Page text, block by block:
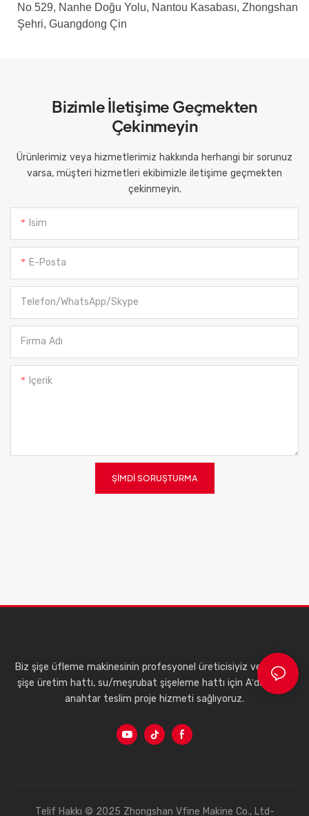
No 529, Nanhe Doğu Yolu, Nantou Kasabası, Zhongshan
Şehri, Guangdong Çin
Bizimle İletişime Geçmekten
Çekinmeyin
Ürünlerimiz veya hizmetlerimiz hakkında herhangi bir sorunuz
varsa, müşteri hizmetleri ekibimizle iletişime geçmekten
çekinmeyin.
Isim
E-Posta
Telefon/WhatsApp/Skype
Firma Adı
Içerik
ŞIMDI SORUŞTURMA
Biz şişe üfleme makinesinin profesyonel üreticisiyiz ve plastik
şişe üretim hattı, su/meşrubat şişeleme hattı için A'dan Z'ye
anahtar teslim proje hizmeti sağlıyoruz.
Telif Hakkı © 2025 Zhongshan Vfine Makine Co., Ltd-